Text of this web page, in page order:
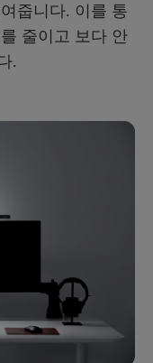
줍니다. 이를 통
줄이고 보다 안
.